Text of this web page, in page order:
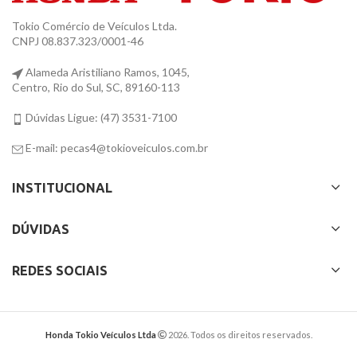
Tokio Comércio de Veículos Ltda.
CNPJ 08.837.323/0001-46
Alameda Aristiliano Ramos, 1045,
Centro, Rio do Sul, SC, 89160-113
Dúvidas Ligue: (47) 3531-7100
E-mail: pecas4@tokioveiculos.com.br
INSTITUCIONAL
DÚVIDAS
REDES SOCIAIS
Honda Tokio Veículos Ltda 2026. Todos os direitos reservados.